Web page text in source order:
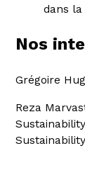
dans la
Nos
Grégoire
Reza